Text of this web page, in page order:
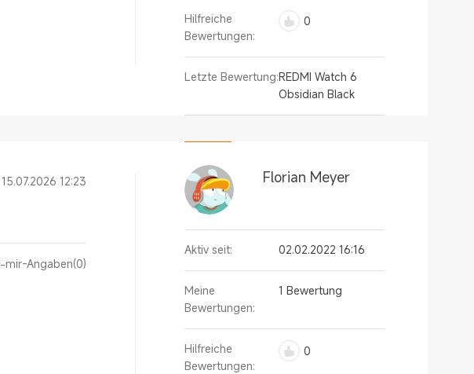
Hilfreiche
Bewertungen:
0
Letzte Bewertung:REDMI Watch 6
Obsidian Black
15.07.2026 12:23
mir-Angaben(0)
Florian Meyer
Aktiv seit: 02.02.2022 16:16
Meine
Bewertungen:
1 Bewertung
Hilfreiche
Bewertungen:
0